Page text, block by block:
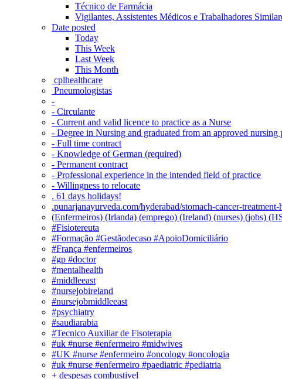
Técnico de Farmácia
Vigilantes, Assistentes Médicos e Trabalhadores
Date posted
Today
This Week
Last Week
This Month
‎ cplhealthcare‬
Pneumologistas
-
- Circulante
- Current and valid licence to practice as a Nurse
- Degree in Nursing and graduated from an approved nursing
- Full time contract
- Knowledge of German (required)
- Permanent contract
- Professional experience in the intended field of practice
- Willingness to relocate
. 61 days holidays!
.punarjanayurveda.com/hyderabad/stomach-cancer-
(Enfermeiros) (Irlanda) (emprego) (Ireland) (nurses) (jobs)
#Fisiotereuta
#Formação #Gestãodecaso #ApoioDomiciliário
#França #enfermeiros
#gp #doctor
#mentalhealth
#middleeast
#nursejobireland
#nursejobmiddleeast
#psychiatry
#saudiarabia
#Tecnico Auxiliar de Fisoterapia
#uk #nurse #enfermeiro #midwives
#UK #nurse #enfermeiro #oncology #oncologia
#uk #nurse #enfermeiro #paediatric #pediatria
+ despesas combustivel